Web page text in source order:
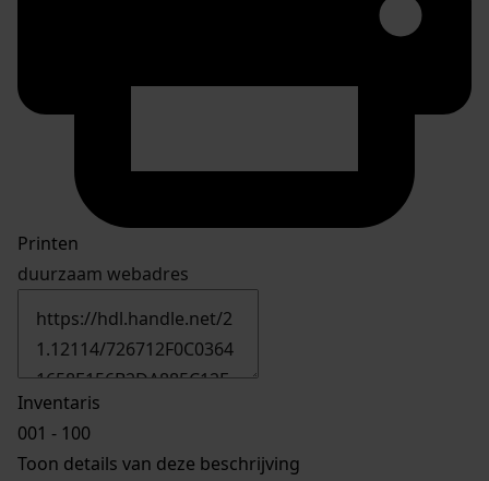
Printen
duurzaam webadres
Inventaris
001 - 100
Toon details van deze beschrijving